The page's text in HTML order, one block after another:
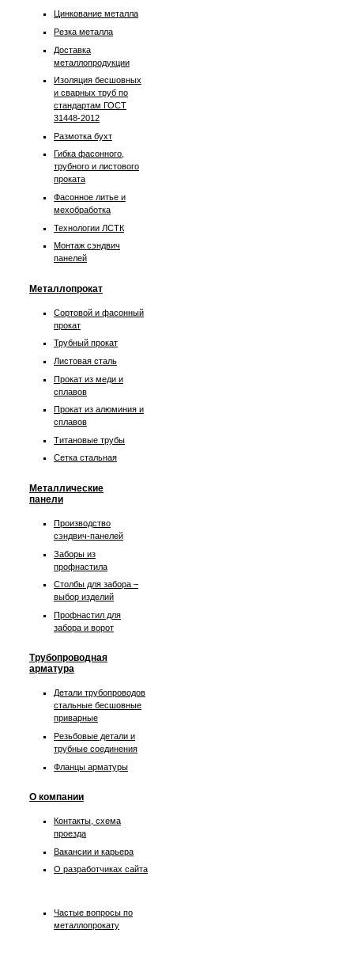
Цинкование металла
Резка металла
Доставка
металлопродукции
Изоляция бесшовных
и сварных труб по
стандартам ГОСТ
31448-2012
Размотка бухт
Гибка фасонного,
трубного и листового
проката
Фасонное литье и
мехобработка
Технологии ЛСТК
Монтаж сэндвич
панелей
Металлопрокат
Сортовой и фасонный
прокат
Трубный прокат
Листовая сталь
Прокат из меди и
сплавов
Прокат из алюминия и
сплавов
Титановые трубы
Сетка стальная
Металлические
панели
Производство
сэндвич-панелей
Заборы из
профнастила
Столбы для забора –
выбор изделий
Профнастил для
забора и ворот
Трубопроводная
арматура
Детали трубопроводов
стальные бесшовные
приварные
Резьбовые детали и
трубные соединения
Фланцы арматуры
О компании
Контакты, схема
проезда
Вакансии и карьера
О разработчиках сайта
Частые вопросы по
металлопрокату